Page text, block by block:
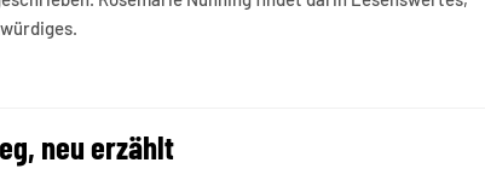
neu erzählt